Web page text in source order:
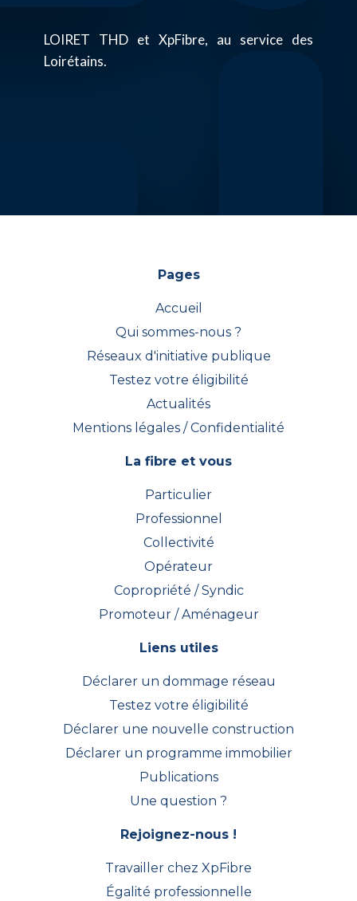
LOIRET THD et XpFibre, au service des
Loirétains.
Pages
Accueil
Qui sommes-nous ?
Réseaux d'initiative publique
Testez votre éligibilité
Actualités
Mentions légales / Confidentialité
La fibre et vous
Particulier
Professionnel
Collectivité
Opérateur
Copropriété / Syndic
Promoteur / Aménageur
Liens utiles
Déclarer un dommage réseau
Testez votre éligibilité
Déclarer une nouvelle construction
Déclarer un programme immobilier
Publications
Une question ?
Rejoignez-nous !
Travailler chez XpFibre
Égalité professionnelle